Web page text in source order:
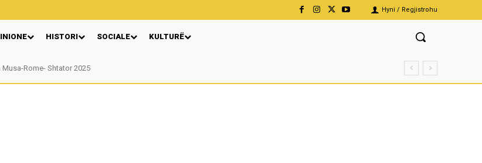
Hyni / Regjistrohu
HISTORI SOCIALE KULTURË
Musa-Rome- Shtator 2025